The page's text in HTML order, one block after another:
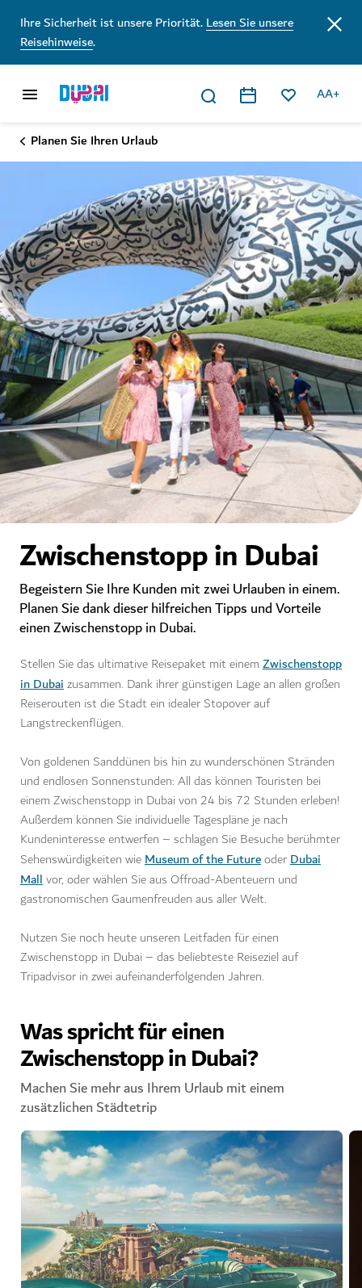
Ihre Sicherheit ist unsere Priorität.Lesen Sie unsere
Reisehinweise.
AA+
Planen Sie Ihren Urlaub
Zwischenstopp in Dubai
Begeistern Sie Ihre Kunden mit zwei Urlauben in einem.
Planen Sie dank dieser hilfreichen Tipps und Vorteile
einen Zwischenstopp in Dubai.
Stellen Sie das ultimative Reisepaket mit einem Zwischenstopp
in Dubaizusammen. Dank ihrer günstigen Lage an allen großen
Reiserouten ist die Stadt ein idealer Stopover auf
Langstreckenflügen.
Von goldenen Sanddünen bis hin zu wunderschönen Stränden
und endlosen Sonnenstunden: All das können Touristen bei
einem Zwischenstopp in Dubai von 24 bis 72 Stunden erleben!
Außerdem können Sie individuelle Tagespläne je nach
Kundeninteresse entwerfen – schlagen Sie Besuche berühmter
Sehenswürdigkeiten wieMuseum of the FutureoderDubai
Mallvor, oder wählen Sie aus Offroad-Abenteuern und
gastronomischen Gaumenfreuden aus aller Welt.
Nutzen Sie noch heute unseren Leitfaden für einen
Zwischenstopp in Dubai – das beliebteste Reiseziel auf
Tripadvisor in zwei aufeinanderfolgenden Jahren.
Was spricht für einen
Zwischenstopp in Dubai?
Machen Sie mehr aus Ihrem Urlaub mit einem
zusätzlichen Städtetrip